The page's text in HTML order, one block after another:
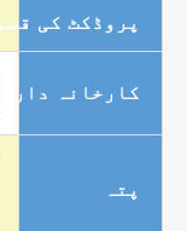
پروڈکٹ کی
کارخانہ دار
پتہ